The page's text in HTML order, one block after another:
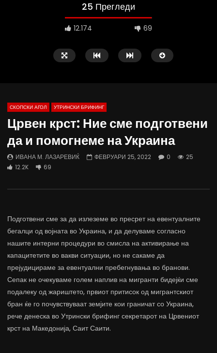
25 Прегледи
12.174 69
Д-р Беговиќ: Обуката на лекарите
трае предолго за да дозволиме лесно
да го губиме стручниот кадар
ЈУНИ 30, 2022
флексибилна држава
ЈУНИ 30, 2022
СКОПСКИ АГОЛ УТРИНСКИ БРИФИНГ
Црвен крст: Ние сме подготвени
да и помогнеме на Украина
ИВАНА М. ЛАЗАРЕВИЌ ФЕВРУАРИ 25, 2022 0
25
12.2K
69
Подготвени сме за да излеземе во пресрет на евентуалните
бегалци од војната во Украина, и да делуваме согласно
нашите интерни процедури во смисла на активирање на
капацитетите во вакви ситуации, но не сакаме да
прејудицираме за евентуални пребегнувања во бранови.
Сепак не очекуваме голем наплив на мигранти бидејќи сме
подалеку од жариштето, првиот притисок од мигрантскиот
бран ќе го почувствуваат земјите кои граничат со Украина,
рече денеска во Утрински брифинг секретарот на Црвениот
крст на Македонија, Саит Саити.